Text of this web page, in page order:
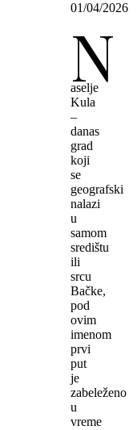
01/04/2026
N
aselje
Kula
–
danas
grad
koji
se
geografski
nalazi
u
samom
središtu
ili
srcu
Bačke,
pod
ovim
imenom
prvi
put
je
zabeleženo
u
vreme